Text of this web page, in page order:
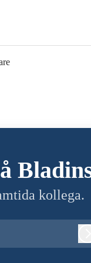
kollega.